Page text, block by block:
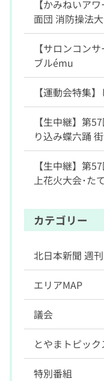
【かみねいア
面団 消防操法
【サロンコン
ブルému
【運動会特集
【生中継】第
り込み蝶六踊
【生中継】第
上花火大会･た
カテゴリー
北日本新聞 週
エリアMAP
議会
とやまトピック
特別番組